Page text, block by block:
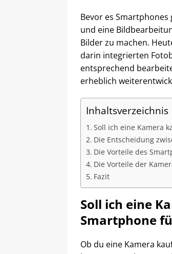
Bevor es
und eine
Bilder zu machen.
darin integrierten
entsprechend
erheblich
Inhaltsverzeichnis
Soll ich eine Kamera
Die Entscheidung
Die Vorteile des
Die Vorteile der
Fazit
Soll ich eine
Smartphone
Ob du eine Kamera